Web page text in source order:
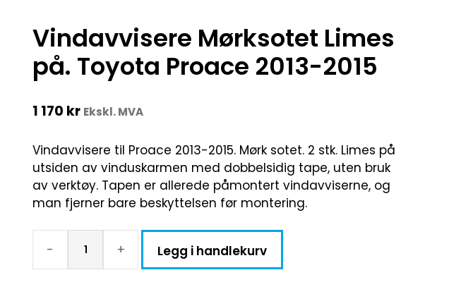
Vindavvisere Mørksotet Limes
på. Toyota Proace 2013-2015
1 170 kr Ekskl. MVA
Vindavvisere til Proace 2013-2015. Mørk sotet. 2 stk. Limes på
utsiden av vinduskarmen med dobbelsidig tape, uten bruk
av verktøy. Tapen er allerede påmontert vindavviserne, og
man fjerner bare beskyttelsen før montering.
- + Legg i handlekurv